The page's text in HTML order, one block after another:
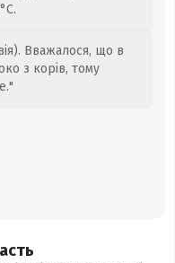
Вважалося, що в
з корів, тому